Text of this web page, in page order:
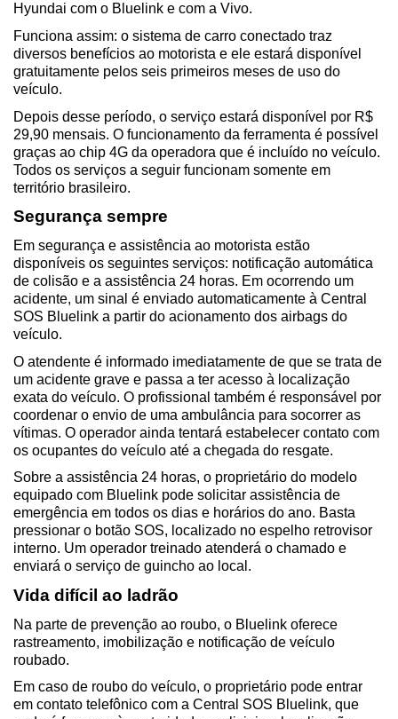
Hyundai com o Bluelink e com a Vivo.
Funciona assim: o sistema de carro conectado traz
diversos benefícios ao motorista e ele estará disponível
gratuitamente pelos seis primeiros meses de uso do
veículo.
Depois desse período, o serviço estará disponível por R$
29,90 mensais. O funcionamento da ferramenta é possível
graças ao chip 4G da operadora que é incluído no veículo.
Todos os serviços a seguir funcionam somente em
território brasileiro.
Segurança sempre
Em segurança e assistência ao motorista estão
disponíveis os seguintes serviços: notificação automática
de colisão e a assistência 24 horas. Em ocorrendo um
acidente, um sinal é enviado automaticamente à Central
SOS Bluelink a partir do acionamento dos airbags do
veículo.
O atendente é informado imediatamente de que se trata de
um acidente grave e passa a ter acesso à localização
exata do veículo. O profissional também é responsável por
coordenar o envio de uma ambulância para socorrer as
vítimas. O operador ainda tentará estabelecer contato com
os ocupantes do veículo até a chegada do resgate.
Sobre a assistência 24 horas, o proprietário do modelo
equipado com Bluelink pode solicitar assistência de
emergência em todos os dias e horários do ano. Basta
pressionar o botão SOS, localizado no espelho retrovisor
interno. Um operador treinado atenderá o chamado e
enviará o serviço de guincho ao local.
Vida difícil ao ladrão
Na parte de prevenção ao roubo, o Bluelink oferece
rastreamento, imobilização e notificação de veículo
roubado.
Em caso de roubo do veículo, o proprietário pode entrar
em contato telefônico com a Central SOS Bluelink, que